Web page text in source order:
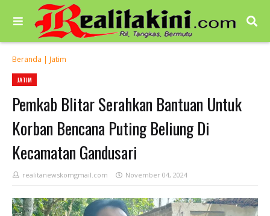
Beranda | Jatim
JATIM
Pemkab Blitar Serahkan Bantuan Untuk
Korban Bencana Puting Beliung Di
Kecamatan Gandusari
realitanewskomgmail.com November 04, 2024